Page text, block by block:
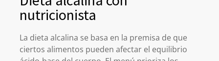
nutricionista
La dieta alcalina se basa en la premisa de que
ciertos alimentos pueden afectar el equilibrio